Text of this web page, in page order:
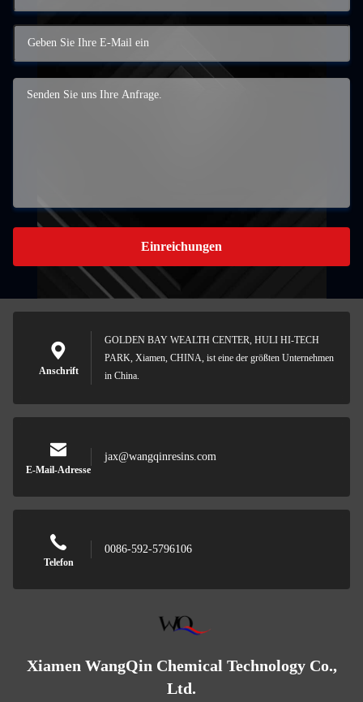
Einreichungen
Anschrift
GOLDEN BAY WEALTH CENTER, HULI HI-TECH
PARK, Xiamen, CHINA, ist eine der größten Unternehmen
in China.
E-Mail-Adresse
jax@wangqinresins.com
Telefon
0086-592-5796106
Xiamen WangQin Chemical Technology Co.,
Ltd.